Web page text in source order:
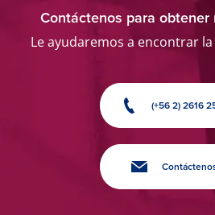
Contáctenos para obtener
Le ayudaremos a encontrar
(+56 2) 2616